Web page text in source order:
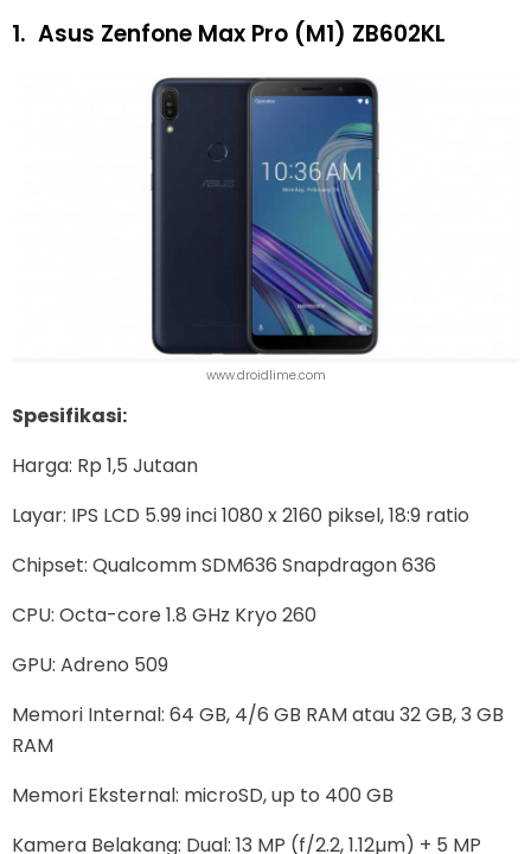
1. Asus Zenfone Max Pro (M1) ZB602KL
www.droidlime.com
Spesifikasi:
Harga: Rp 1,5 Jutaan
Layar: IPS LCD 5.99 inci 1080 x 2160 piksel, 18:9 ratio
Chipset: Qualcomm SDM636 Snapdragon 636
CPU: Octa-core 1.8 GHz Kryo 260
GPU: Adreno 509
Memori Internal: 64 GB, 4/6 GB RAM atau 32 GB, 3 GB
RAM
Memori Eksternal: microSD, up to 400 GB
Kamera Belakang: Dual: 13 MP (f/2.2, 1.12µm) + 5 MP